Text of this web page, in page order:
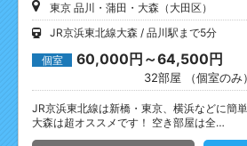
東京 品川・蒲田・大森（大田区）
JR京浜東北線大森
品川駅まで5分
個室 60,000円～64,500円
32部屋 （個室のみ）
JR京浜東北線は新橋・東京、横浜などに簡
大森は超オススメです！ 空き部屋は全…